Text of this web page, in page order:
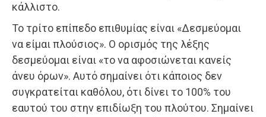
κάλλιστο.
Το τρίτο επίπεδο επιθυμίας είναι «Δεσμεύομαι
να είμαι πλούσιος». Ο ορισμός της λέξης
δεσμεύομαι είναι «το να αφοσιώνεται κανείς
άνευ όρων». Αυτό σημαίνει ότι κάποιος δεν
συγκρατείται καθόλου, ότι δίνει το 100% του
εαυτού του στην επιδίωξη του πλούτου. Σημαίνει